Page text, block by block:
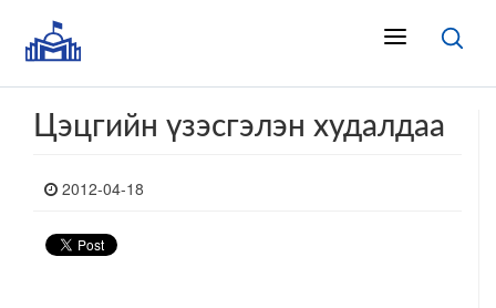
Цэцгийн үзэсгэлэн худалдаа
2012-04-18